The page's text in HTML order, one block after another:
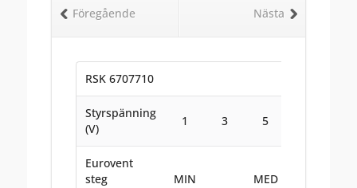
Nästa
Föregående
RSK 6707710
Styrspänning
(V)
1 3 5
Eurovent
steg
MIN MED